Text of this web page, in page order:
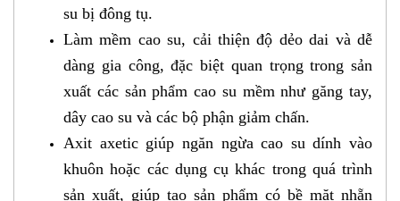
su bị đông tụ.
Làm mềm cao su, cải thiện độ dẻo dai và dễ
dàng gia công, đặc biệt quan trọng trong sản
xuất các sản phẩm cao su mềm như găng tay,
dây cao su và các bộ phận giảm chấn.
Axit axetic giúp ngăn ngừa cao su dính vào
khuôn hoặc các dụng cụ khác trong quá trình
sản xuất, giúp tạo sản phẩm có bề mặt nhẵn